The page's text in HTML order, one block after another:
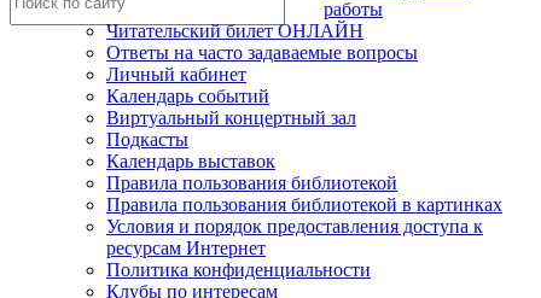
работы
Читательский билет ОНЛАЙН
Ответы на часто задаваемые вопросы
Личный кабинет
Календарь событий
Виртуальный концертный зал
Подкасты
Календарь выставок
Правила пользования библиотекой
Правила пользования библиотекой в картинках
Условия и порядок предоставления доступа к
ресурсам Интернет
Политика конфиденциальности
Клубы по интересам